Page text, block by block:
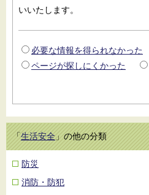
いいたします。
必要な情報を得られなかった
ページが探しにくかった
「生活安全」の他の分類
防災
消防・防犯